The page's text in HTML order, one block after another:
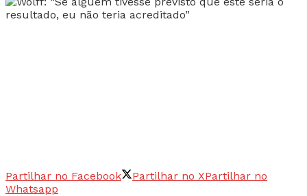
Partilhar no Facebook Partilhar no XPartilhar no
Whatsapp